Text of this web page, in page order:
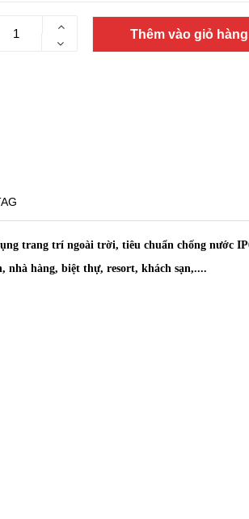
Thêm vào giỏ hàng
trang trí ngoài trời, tiêu chuẩn chống nước
hàng, biệt thự, resort, khách sạn,....